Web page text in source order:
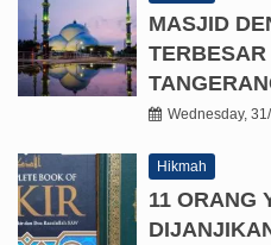
MASJID
TERBESAR
Wednesday,
Hikmah
11 ORANG